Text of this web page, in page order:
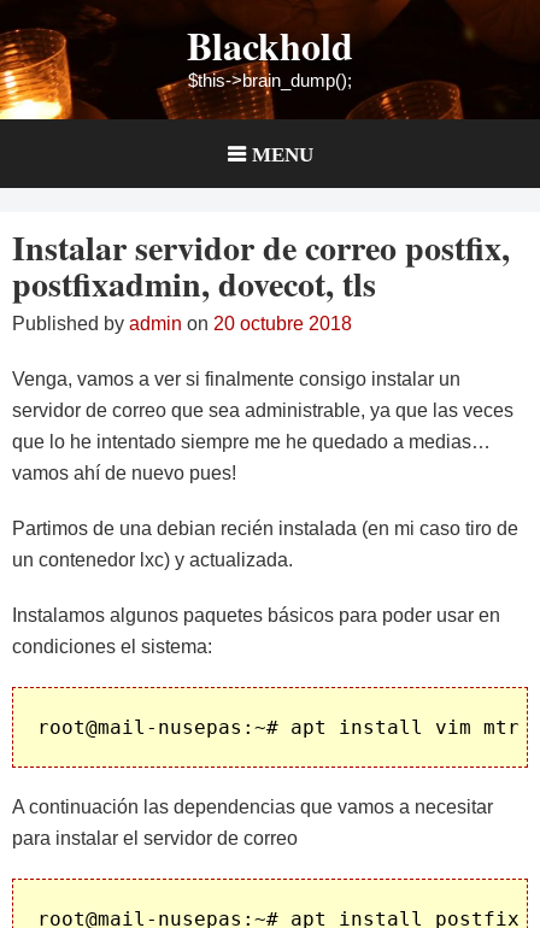
to
content
Blackhold
$this->brain_dump();
MENU
Instalar servidor de correo postfix,
postfixadmin, dovecot, tls
Published by admin on 20 octubre 2018
Venga, vamos a ver si finalmente consigo instalar un
servidor de correo que sea administrable, ya que las veces
que lo he intentado siempre me he quedado a medias…
vamos ahí de nuevo pues!
Partimos de una debian recién instalada (en mi caso tiro de
un contenedor lxc) y actualizada.
Instalamos algunos paquetes básicos para poder usar en
condiciones el sistema:
A continuación las dependencias que vamos a necesitar
para instalar el servidor de correo